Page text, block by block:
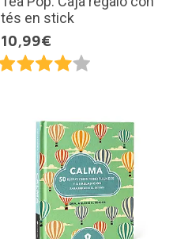
tés en stick
10,99€